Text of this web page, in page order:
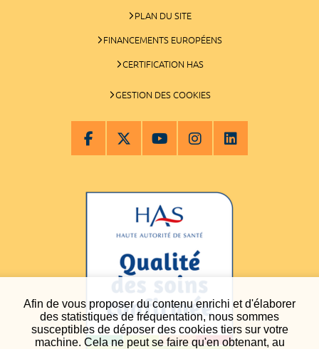
Afin de vous proposer du contenu enrichi et d'élaborer
des statistiques de fréquentation, nous sommes
susceptibles de déposer des cookies tiers sur votre
machine. Cela ne peut se faire qu'en obtenant, au
PLAN DU SITE
FINANCEMENTS EUROPÉENS
CERTIFICATION HAS
GESTION DES COOKIES